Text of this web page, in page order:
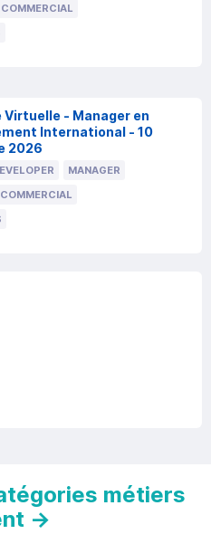
Virtuelle - Manager en
International - 10
2026
MANAGER
métiers
→